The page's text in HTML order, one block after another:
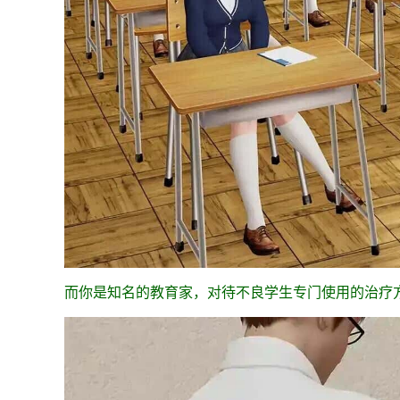
而你是知名的教育家，对待不良学生专门使用的治疗